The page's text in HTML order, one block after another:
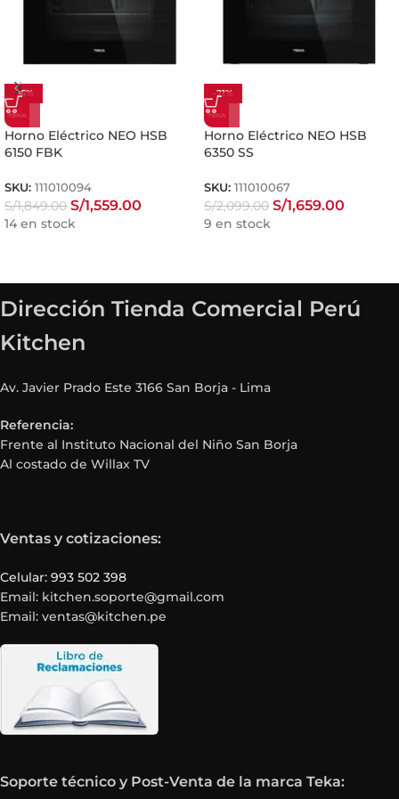
-16%
Horno Eléctrico NEO HSB
6150 FBK
SKU: 111010094
S/1,849.00 S/1,559.00
14 en stock
-21%
Horno Eléctrico NEO HSB
6350 SS
SKU: 111010067
S/2,099.00 S/1,659.00
9 en stock
Dirección Tienda Comercial Perú
Kitchen
Av. Javier Prado Este 3166 San Borja - Lima
Referencia:
Frente al Instituto Nacional del Niño San Borja
Al costado de Willax TV
Ventas y cotizaciones:
Celular: 993 502 398
Email: kitchen.soporte@gmail.com
Email: ventas@kitchen.pe
Soporte técnico y Post-Venta de la marca Teka: